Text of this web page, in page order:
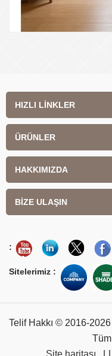
HIZLI LİNKLER
ÜRÜNLER
HAKKIMIZDA
BİZE ULAŞIN
:
Sitelerimiz :
Telif Hakkı © 2016-
Tüm
Site haritası